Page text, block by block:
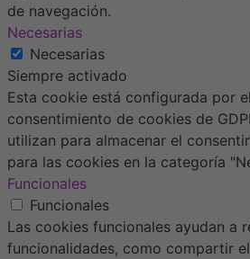
de navegación.
Necesarias
Necesarias
Siempre activado
Esta cookie está configurada por
consentimiento de cookies de
utilizan para almacenar el
para las cookies en la categoría
Funcionales
Funcionales
Las cookies funcionales ayudan a
funcionalidades, como compartir